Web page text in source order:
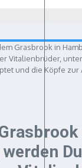
Grasbrook in
Vitalienbrüder,
und die Köpfe zur